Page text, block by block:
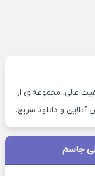
عالی. مجموعه‌ای از
و دانلود سریع.
جاسم